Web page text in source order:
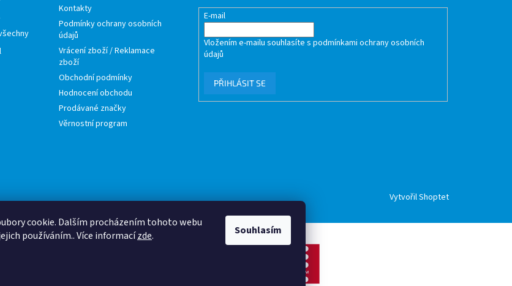
cookie. Dalším procházením tohoto webu
používáním.. Více informacízde. Souhlasím
Kontakty
Podmínky ochrany osobních
údajů
Vrácení zboží / Reklamace
zboží
Obchodní podmínky
Hodnocení obchodu
Prodávané značky
Věrnostní program
E-mail
Vložením e-mailu souhlasíte spodmínkami ochrany osobních
údajů
PŘIHLÁSIT SE
Vytvořil Shoptet